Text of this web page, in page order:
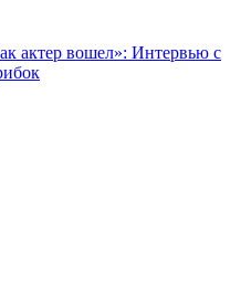
актер вошел»: Интервью с